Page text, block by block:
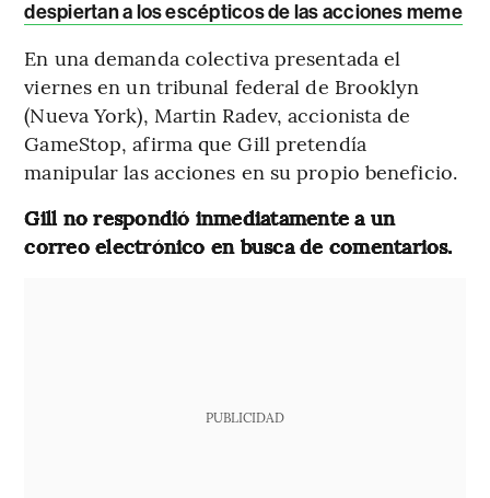
despiertan a los escépticos de las acciones meme
En una demanda colectiva presentada el
viernes en un tribunal federal de Brooklyn
(Nueva York), Martin Radev, accionista de
GameStop, afirma que Gill pretendía
manipular las acciones en su propio beneficio.
Gill no respondió inmediatamente a un
correo electrónico en busca de comentarios.
PUBLICIDAD